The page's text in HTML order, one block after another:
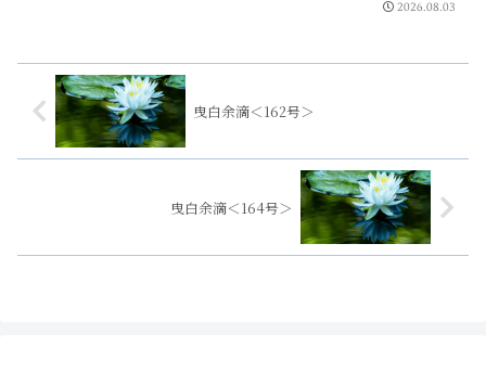
2026.08.03
曳白余滴＜162号＞
曳白余滴＜164号＞